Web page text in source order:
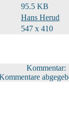
95.5 KB
Hans Herud
547 x 410
Kommentar: